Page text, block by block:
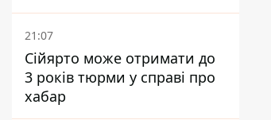
постраждалих
21:07
Сійярто може отримати до
3 років тюрми у справі про
хабар